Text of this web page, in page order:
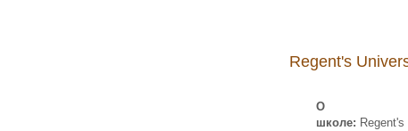
Regent's
О
школе: Regent's